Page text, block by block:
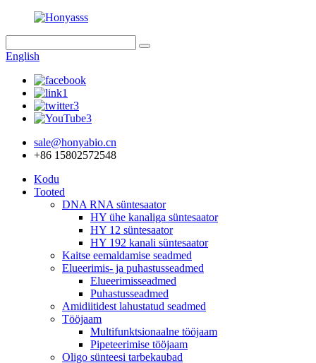
English
sale@honyabio.cn
+86 15802572548
Kodu
Tooted
DNA RNA süntesaator
HY ühe kanaliga süntesaator
HY 12 süntesaator
HY 192 kanali süntesaator
Kaitse eemaldamise seadmed
Elueerimis- ja puhastusseadmed
Elueerimisseadmed
Puhastusseadmed
Amidiitidest lahustatud seadmed
Tööjaam
Multifunktsionaalne tööjaam
Pipeteerimise tööjaam
Oligo sünteesi tarbekaubad